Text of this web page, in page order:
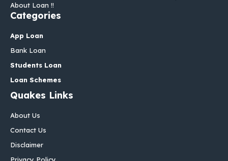
About Loan !!
Categories
App Loan
Bank Loan
Students Loan
Loan Schemes
Quakes Links
About Us
Contact Us
Disclaimer
Privacy Policy